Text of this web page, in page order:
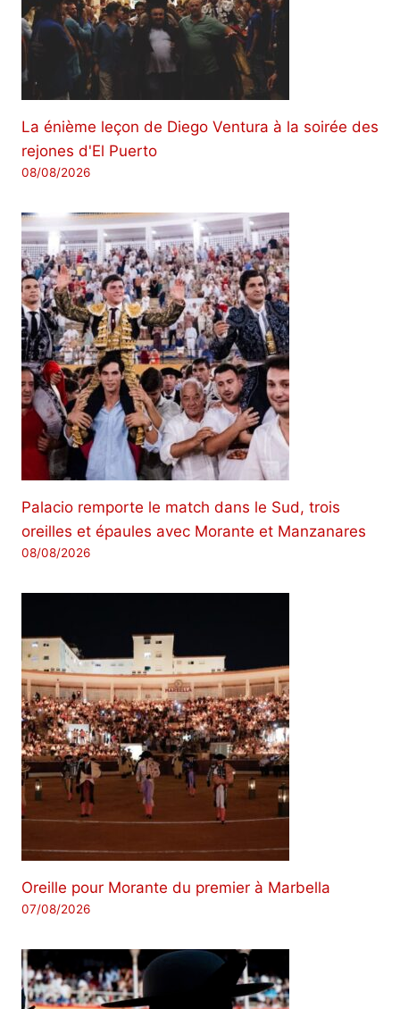
La énième leçon de Diego Ventura à la soirée des
rejones d'El Puerto
08/08/2026
Palacio remporte le match dans le Sud, trois
oreilles et épaules avec Morante et Manzanares
08/08/2026
Oreille pour Morante du premier à Marbella
07/08/2026